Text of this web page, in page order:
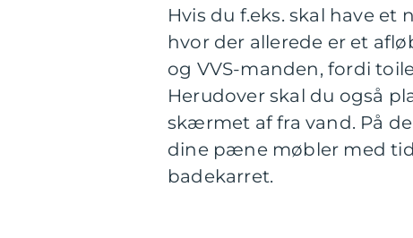
Hvis du f.eks. skal have et
hvor der allerede er et
og VVS-manden, fordi
Herudover skal du også
skærmet af fra vand. På
dine pæne møbler med
badekarret.